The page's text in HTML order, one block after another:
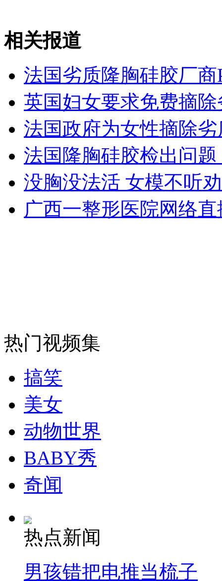
山西运城恶犬咬伤多人 警民合力深夜将其击毙
女孩北京地铁殴打老人 痛下狠手拳打脚踢
无痛分娩是否安全 医生回应
外交部：反对强权政治霸凌主义
外交部：有关国家言论片面不公正
纽约上演“枕头大战”
司机酒驾遇交警 急速倒车逃窜
相关报道
法国劣质隆胸硅胶厂
英国妇女要求免费摘
法国政府为女性摘除
法国隆胸硅胶检出问
没胸没法活 女模不听
广西一整形医院网络
热门视频集
搞笑
美女
动物世界
BABY秀
奇闻
热点新闻
男孩错把电推当梳子